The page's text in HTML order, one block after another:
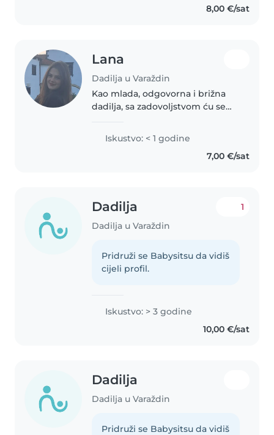
8,00 €/sat
Lana
Dadilja u Varaždin
Kao mlada, odgovorna i brižna
dadilja, sa zadovoljstvom ću se
nemam formalnog iskustva u
čuvanju djece, vrlo sam vješta u
aktivnostima poput crtanja,..
Iskustvo: < 1 godine
7,00 €/sat
Dadilja
Dadilja u Varaždin
1
Pridruži se Babysitsu da vidiš
cijeli profil.
Iskustvo: > 3 godine
10,00 €/sat
Dadilja
Dadilja u Varaždin
Pridruži se Babysitsu da vidiš